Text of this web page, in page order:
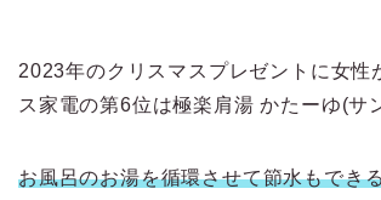
2023年のクリスマスプレゼントに女性
ス家電の第6位は極楽肩湯 かたーゆ(サ
お風呂のお湯を循環させて節水もでき